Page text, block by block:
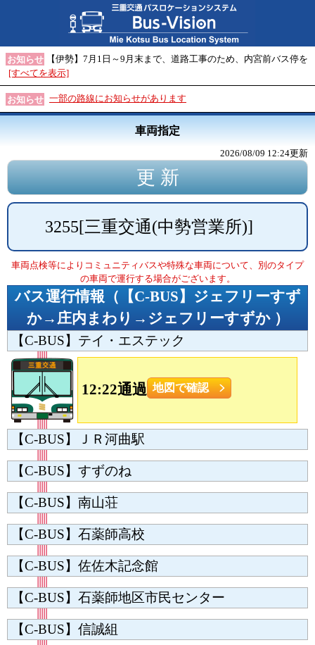
お知らせ
【伊勢】7月1日～9月末まで、道路工事のため、内宮前バス停を
[すべてを表示]
お知らせ 一部の路線にお知らせがあります
車両指定
2026/08/09 12:24更新
3255[三重交通(中勢営業所)]
車両点検等によりコミュニティバスや特殊な車両について、別のタイプ
の車両で運行する場合がございます。
バス運行情報（ 【C-BUS】ジェフリーすず
か→庄内まわり→ジェフリーすずか ）
【C-BUS】テイ・エステック
12:22通過 地図で確認
【C-BUS】ＪＲ河曲駅
【C-BUS】すずのね
【C-BUS】南山荘
【C-BUS】石薬師高校
【C-BUS】佐佐木記念館
【C-BUS】石薬師地区市民センター
【C-BUS】信誠組